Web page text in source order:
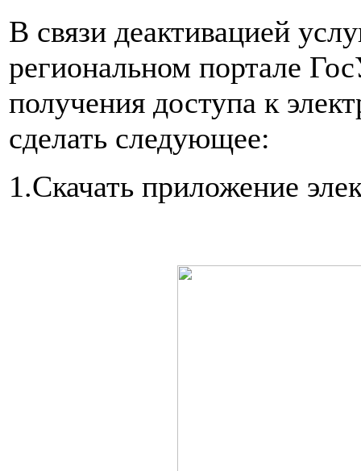
В связи деактивацией
региональном портале
получения доступа к
сделать следующее:
1.Скачать приложение